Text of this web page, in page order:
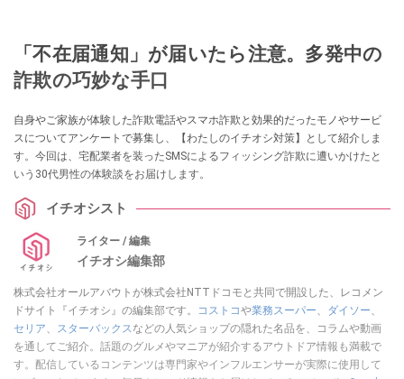
「不在届通知」が届いたら注意。多発中の
詐欺の巧妙な手口
自身やご家族が体験した詐欺電話やスマホ詐欺と効果的だったモノやサービ
スについてアンケートで募集し、【わたしのイチオシ対策】として紹介しま
す。今回は、宅配業者を装ったSMSによるフィッシング詐欺に遭いかけたと
いう30代男性の体験談をお届けします。
イチオシスト
ライター / 編集
イチオシ編集部
株式会社オールアバウトが株式会社NTTドコモと共同で開設した、レコメン
ドサイト『イチオシ』の編集部です。
コストコや業務スーパー、 ダイソー、
セリア、 スターバックスなどの人気ショップの隠れた名品を、コラムや動画
を通してご紹介。話題のグルメやマニアが紹介するアウトドア情報も満載で
す。配信しているコンテンツは専門家やインフルエンサーが実際に使用して